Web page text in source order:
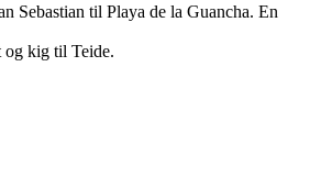
Sebastian til Playa de la Guancha. En
og kig til Teide.